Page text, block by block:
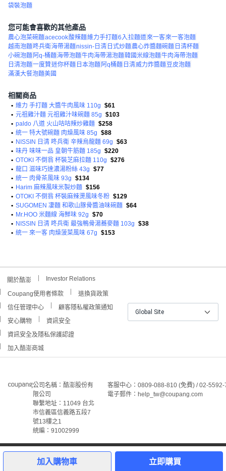
加入購物車 立即購買
9
袋裝泡麵
您可能會喜歡的其他產品
農心泡菜碗麵acecook酸辣麵維力手打麵6入 拉麵道來一客來一客泡麵
越南泡麵咚兵衛海帶湯麵nissin-日清 日式炒麵農心炸醬麵碗麵 日清杯麵
小碗泡麵阿q-桶麵海帶泡麵牛肉海帶湯泡麵韓國米線泡麵牛肉海帶泡麵
日清泡麵一度贊迷你杯麵 日本泡麵阿q桶麵 日清威力炸醬麵豆皮泡麵
滿漢大餐泡麵美國
相關商品
• 維力 手打麵 大醬牛肉風味 110g $61
• 元祖雞汁麵 元祖雞汁味碗麵 85g $103
• paldo 八道 火山咕咕辣炒雞麵 $258
• 統一 特大號碗麵 肉燥風味 85g $88
• NISSIN 日清 咚兵衛 辛辣烏龍麵 69g $63
• 味丹 味味一品 皇朝牛筋麵 185g $220
• OTOKI 不倒翁 杯裝芝麻拉麵 110g $276
• 龍口 滋味巧達濃湯粉絲 43g $77
• 統一 肉骨茶風味 93g $134
• Harim 麻辣風味米製炒麵 $156
• OTOKI 不倒翁 杯裝麻辣燙風味冬粉 $129
• SUGOMEN 凄麵 和歌山豚骨醬油味碗麵 $64
• Mr.HOO 米麵線 海鮮味 92g $70
• NISSIN 日清 咚兵衛 最強鴨骨湯蕎麥麵 103g $38
• 統一 來一客 肉燥菠菜風味 67g $153
關於酷澎 Investor Relations
Coupang使用者條款
退換貨政策
信任管理中心
顧客隱私權政策通知
安心購物
資訊安全
資訊安全及隱私保護認證
加入酷澎商城
Global Site
公司名稱：酷澎股份有
限公司
聯繫地址：11049 台北
市信義區信義路五段7
號13樓之1
統編：91002999
客服中心：0809-088-810 (免費) / 02-
電子郵件：help_tw@coupang.com
©Coupang Taiwan Co., Ltd. 保留所有權利。
本網站上顯示的所有商標、標誌和服務標誌均為酷澎股份有
限公司和/或其在美國和其他國家/地區註冊之關聯公司之所